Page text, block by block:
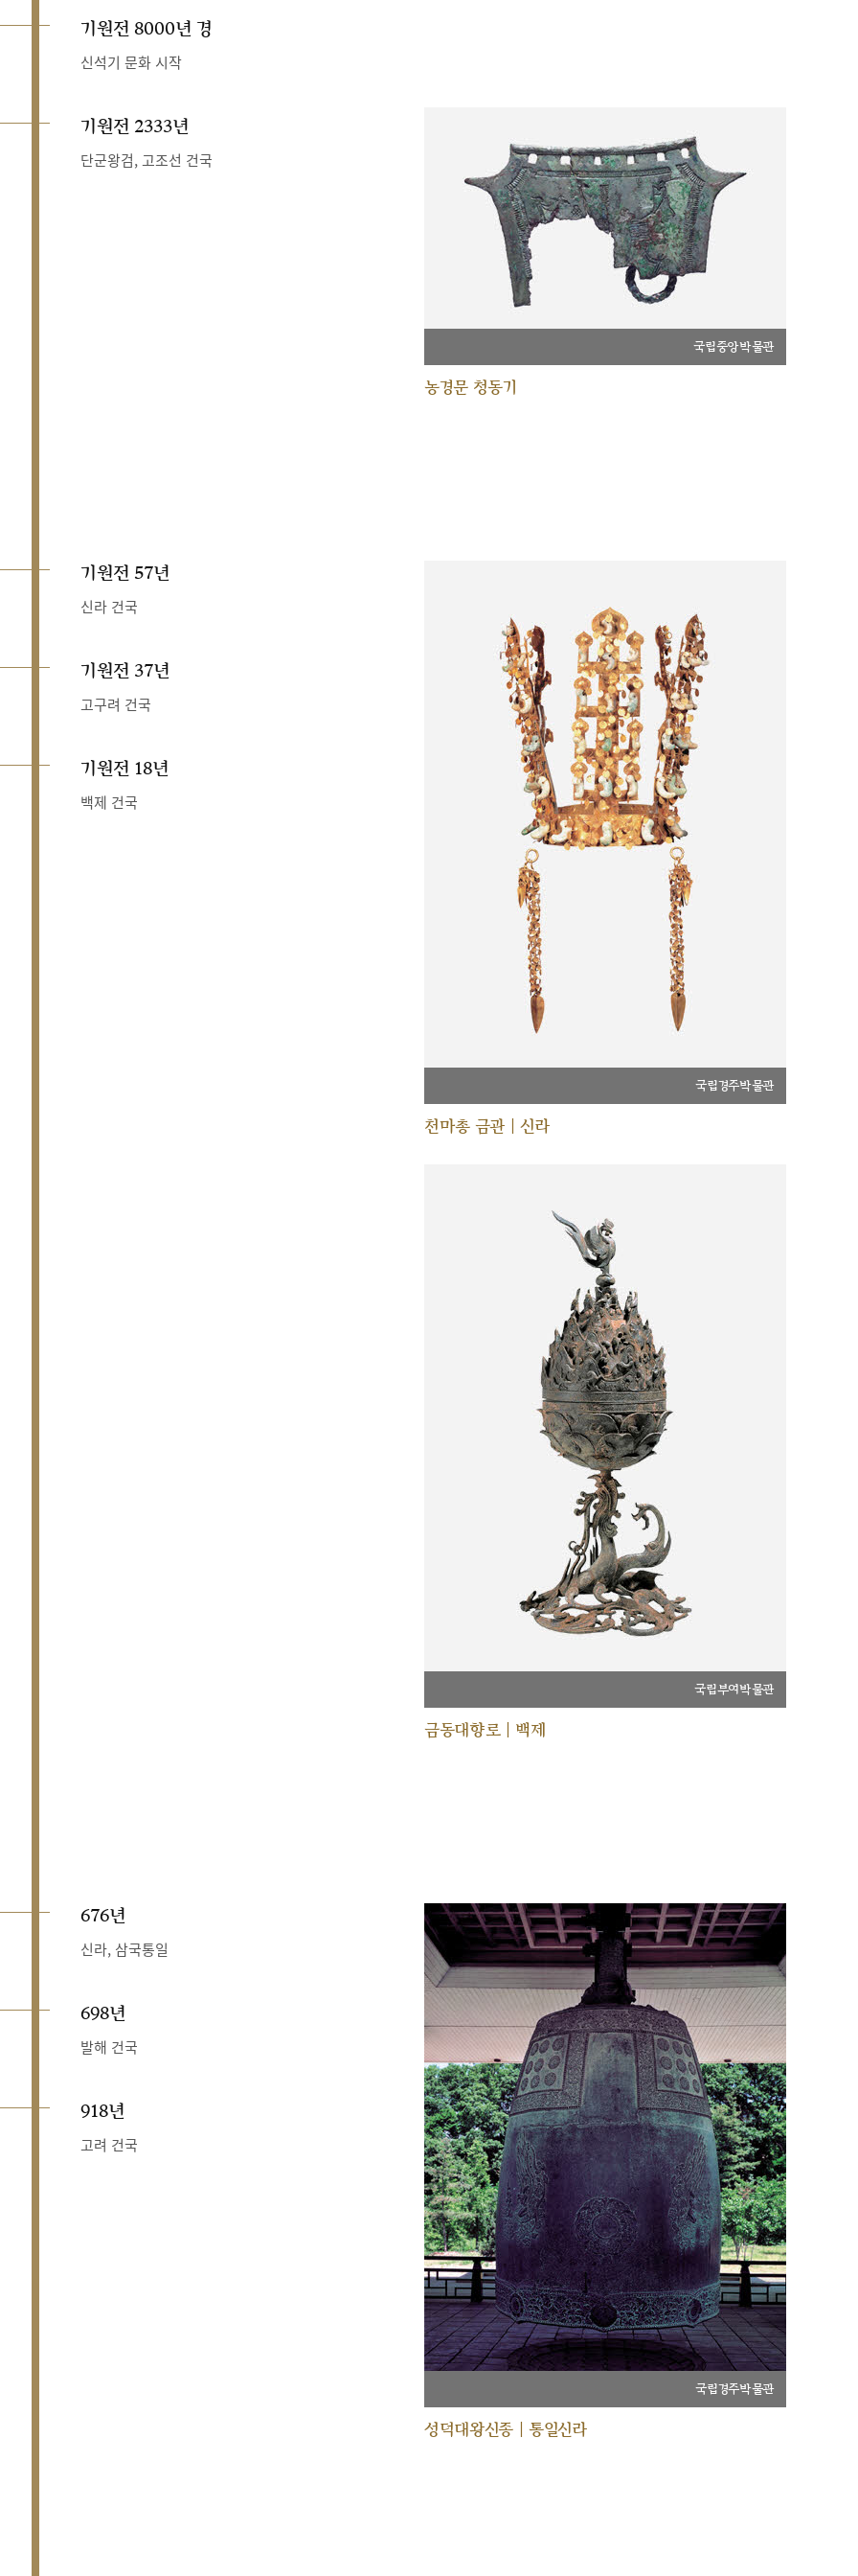
기원전 8000년 경
신석기 문화 시작
기원전 2333년
단군왕검, 고조선 건국
국립중앙박물관
농경문 청동기
기원전 57년
신라 건국
기원전 37년
고구려 건국
기원전 18년
백제 건국
국립경주박물관
천마총 금관 | 신라
국립부여박물관
금동대향로 | 백제
676년
신라, 삼국통일
698년
발해 건국
918년
고려 건국
국립경주박물관
성덕대왕신종 | 통일신라